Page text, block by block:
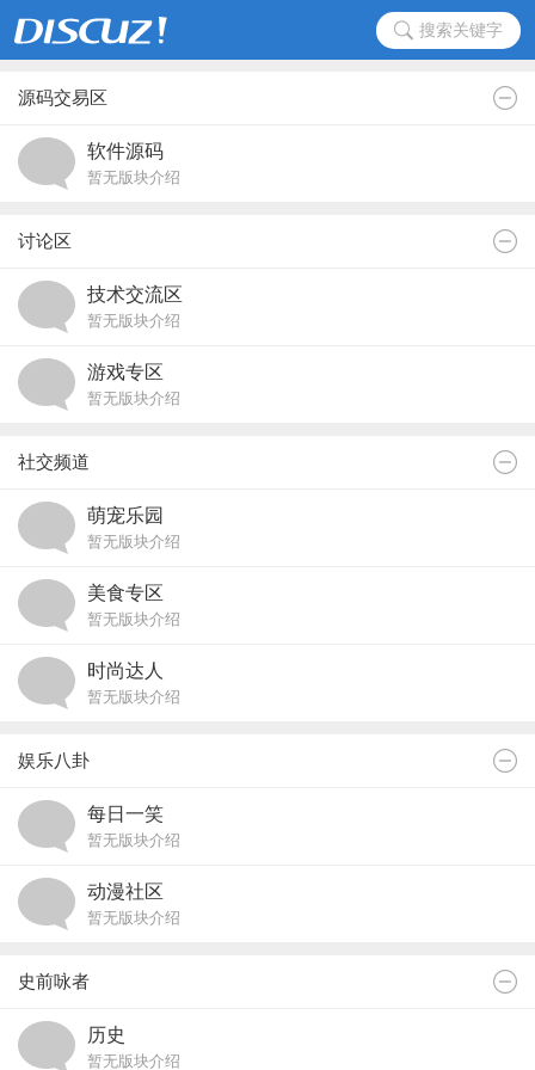
搜索关键字
源码交易区
软件源码
暂无版块介绍
讨论区
技术交流区
暂无版块介绍
游戏专区
暂无版块介绍
社交频道
萌宠乐园
暂无版块介绍
美食专区
暂无版块介绍
时尚达人
暂无版块介绍
娱乐八卦
每日一笑
暂无版块介绍
动漫社区
暂无版块介绍
史前咏者
历史
暂无版块介绍